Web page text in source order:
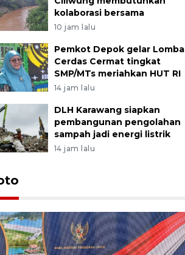
kolaborasi bersama
10 jam lalu
Pemkot Depok gelar Lomba
Cerdas Cermat tingkat
SMP/MTs meriahkan HUT RI
14 jam lalu
DLH Karawang siapkan
pembangunan pengolahan
sampah jadi energi listrik
14 jam lalu